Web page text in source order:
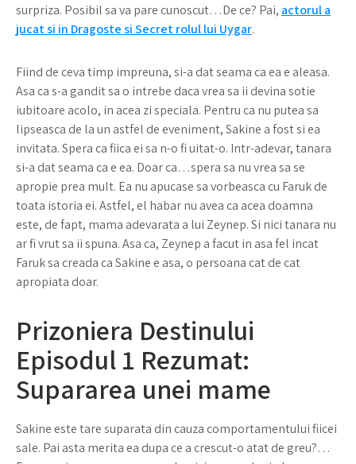
surpriza. Posibil sa va pare cunoscut…De ce? Pai, actorul a
jucat si in Dragoste si Secret rolul lui Uygar.
Fiind de ceva timp impreuna, si-a dat seama ca ea e aleasa.
Asa ca s-a gandit sa o intrebe daca vrea sa ii devina sotie
iubitoare acolo, in acea zi speciala. Pentru ca nu putea sa
lipseasca de la un astfel de eveniment, Sakine a fost si ea
invitata. Spera ca fiica ei sa n-o fi uitat-o. Intr-adevar, tanara
si-a dat seama ca e ea. Doar ca…spera sa nu vrea sa se
apropie prea mult. Ea nu apucase sa vorbeasca cu Faruk de
toata istoria ei. Astfel, el habar nu avea ca acea doamna
este, de fapt, mama adevarata a lui Zeynep. Si nici tanara nu
ar fi vrut sa ii spuna. Asa ca, Zeynep a facut in asa fel incat
Faruk sa creada ca Sakine e asa, o persoana cat de cat
apropiata doar.
Prizoniera Destinului
Episodul 1 Rezumat:
Supararea unei mame
Sakine este tare suparata din cauza comportamentului fiicei
sale. Pai asta merita ea dupa ce a crescut-o atat de greu?…